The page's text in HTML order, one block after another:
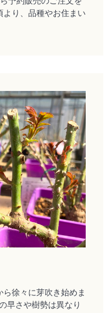
より、品種やお住まい
徐々に芽吹き始めま
早さや樹勢は異なり